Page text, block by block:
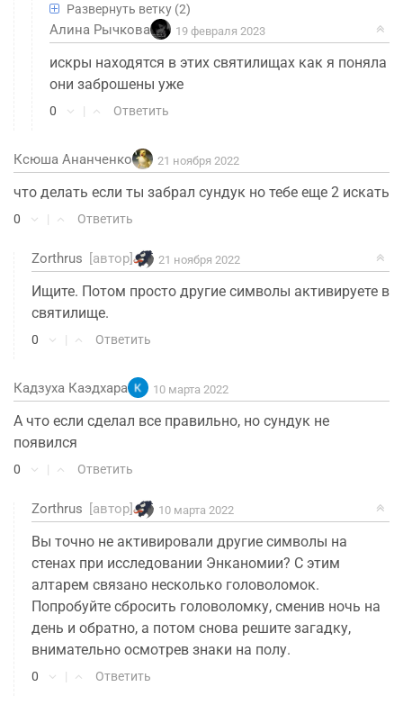
Развернуть ветку(2)
Zorthrus [автор]
Название квеста напишите? Если речь идет о
цепочке «От заката до рассвета в Бякуякоку»,
то в гайде дана ссылка на нее. Там указаны
квесты, где нужно фрагменты искать. Просто
0 | Ответить
Алина Рычкова 25 февраля 2023
0 | Ответить
Алина Рычкова 19 февраля 2023
искры находятся в этих святилищах как я поняла
они заброшены уже
0 | Ответить
Ксюша Ананченко 21 ноября 2022
что делать если ты забрал сундук но тебе еще 2 искать
0 | Ответить
Zorthrus [автор] 21 ноября 2022
Ищите. Потом просто другие символы активируете в
святилище.
0 | Ответить
Кадзуха Каэдхара 10 марта 2022
А что если сделал все правильно, но сундук не
появился
0 | Ответить
Zorthrus [автор] 10 марта 2022
Вы точно не активировали другие символы на
стенах при исследовании Энканомии? С этим
алтарем связано несколько головоломок.
Попробуйте сбросить головоломку, сменив ночь на
день и обратно, а потом снова решите загадку,
внимательно осмотрев знаки на полу.
0 | Ответить